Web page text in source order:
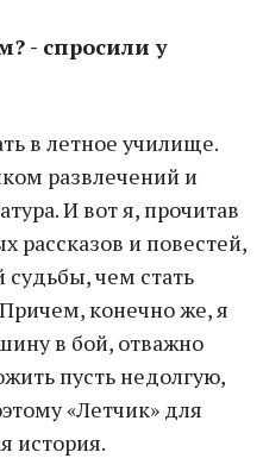
- спросили у
в летное училище.
развлечений и
И вот я, прочитав
рассказов и повестей,
судьбы, чем стать
конечно же, я
в бой, отважно
пусть недолгую,
«Летчик» для
история.